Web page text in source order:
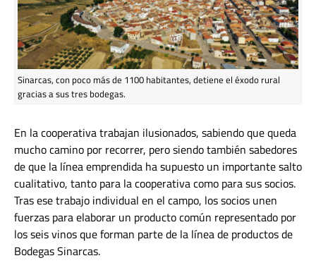
Sinarcas, con poco más de 1100 habitantes, detiene el éxodo rural
gracias a sus tres bodegas.
En la cooperativa trabajan ilusionados, sabiendo que queda
mucho camino por recorrer, pero siendo también sabedores
de que la línea emprendida ha supuesto un importante salto
cualitativo, tanto para la cooperativa como para sus socios.
Tras ese trabajo individual en el campo, los socios unen
fuerzas para elaborar un producto común representado por
los seis vinos que forman parte de la línea de productos de
Bodegas Sinarcas.